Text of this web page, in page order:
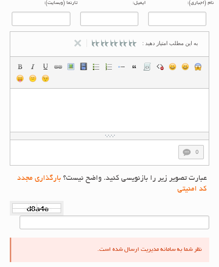
(اجباری): ایمیل: تارنما (وبسایت):
به این مطلب امتیاز دهید :
عبارت تصویر زیر را بازنویسی کنید. واضح نیست؟بارگذاری مجدد
کد امنیتی
نظر شما به سامانه مدیریت ارسال شده است.